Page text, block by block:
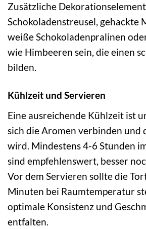
Zusätzliche
Schokoladenstreusel, gehackte
weiße Schokoladenpralinen
wie Himbeeren sein, die einen
bilden.
Kühlzeit und Servieren
Eine ausreichende Kühlzeit ist
sich die Aromen verbinden und
wird. Mindestens 4-6 Stunden
sind empfehlenswert, besser
Vor dem Servieren sollte die
Minuten bei Raumtemperatur
optimale Konsistenz und
entfalten.